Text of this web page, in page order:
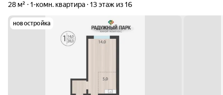
28 м² 1-комн. квартира 13 этаж из 16
новостройка